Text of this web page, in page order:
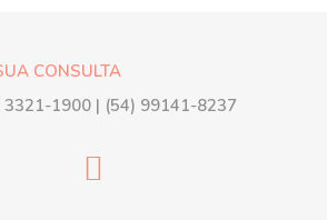
CONSULTA
3321-1900 | (54) 99141-8237